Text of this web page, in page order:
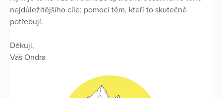
nejdůležitějšího cíle: pomoci těm, kteří to skutečně
potřebují.
Děkuji,
Váš Ondra